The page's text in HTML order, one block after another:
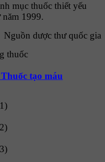
mục thuốc thiết yếu
năm 1999.
Nguồn dược thư quốc gia
thuốc
tạo máu